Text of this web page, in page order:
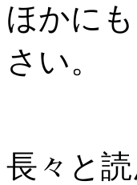
ほかに
さい。
長々と